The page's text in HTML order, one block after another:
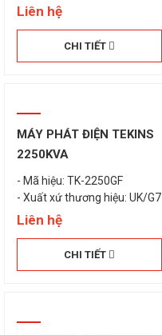
Liên hệ
CHI TIẾT
MÁY PHÁT ĐIỆN TEKINS
2250KVA
- Mã hiệu: TK-2250GF
- Xuất xứ thương hiệu: UK/G7
Liên hệ
CHI TIẾT